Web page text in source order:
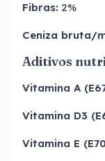
Fibras: 2%
Ceniza bruta/
Aditivos
Vitamina A
Vitamina D3
Vitamina E